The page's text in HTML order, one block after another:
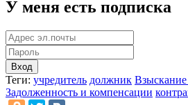
У меня есть подписка
Вход
Теги: учредитель должник
Задолженность и компенсации